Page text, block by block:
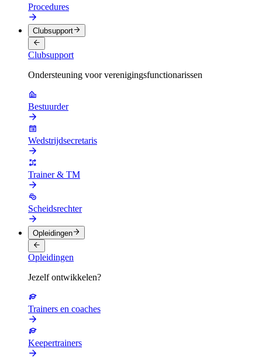
Procedures
Clubsupport
Clubsupport
Ondersteuning voor verenigingsfunctionarissen
Bestuurder
Wedstrijdsecretaris
Trainer & TM
Scheidsrechter
Opleidingen
Opleidingen
Jezelf ontwikkelen?
Trainers en coaches
Keepertrainers